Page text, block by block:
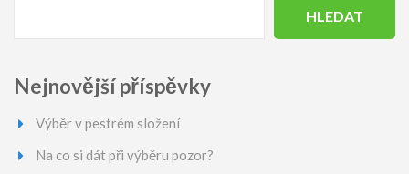
HLEDAT
Nejnovější příspěvky
Výběr v pestrém složení
Na co si dát při výběru pozor?